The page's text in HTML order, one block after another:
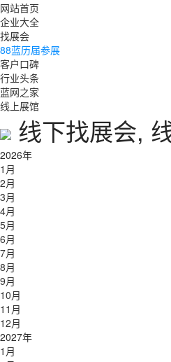
网站首页
企业大全
找展会
88蓝历届参展
客户口碑
行业头条
蓝网之家
线上展馆
线下找展会,
2026年
1月
2月
3月
4月
5月
6月
7月
8月
9月
10月
11月
12月
2027年
1月